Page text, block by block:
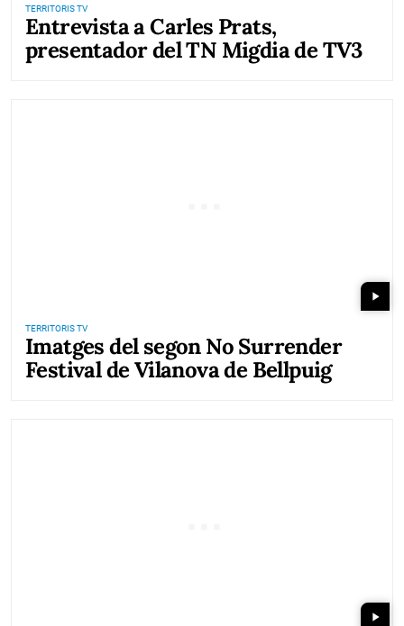
TERRITORIS TV
Entrevista a Carles Prats,
presentador del TN Migdia de TV3
play_arrow
TERRITORIS TV
Imatges del segon No Surrender
Festival de Vilanova de Bellpuig
play_arrow